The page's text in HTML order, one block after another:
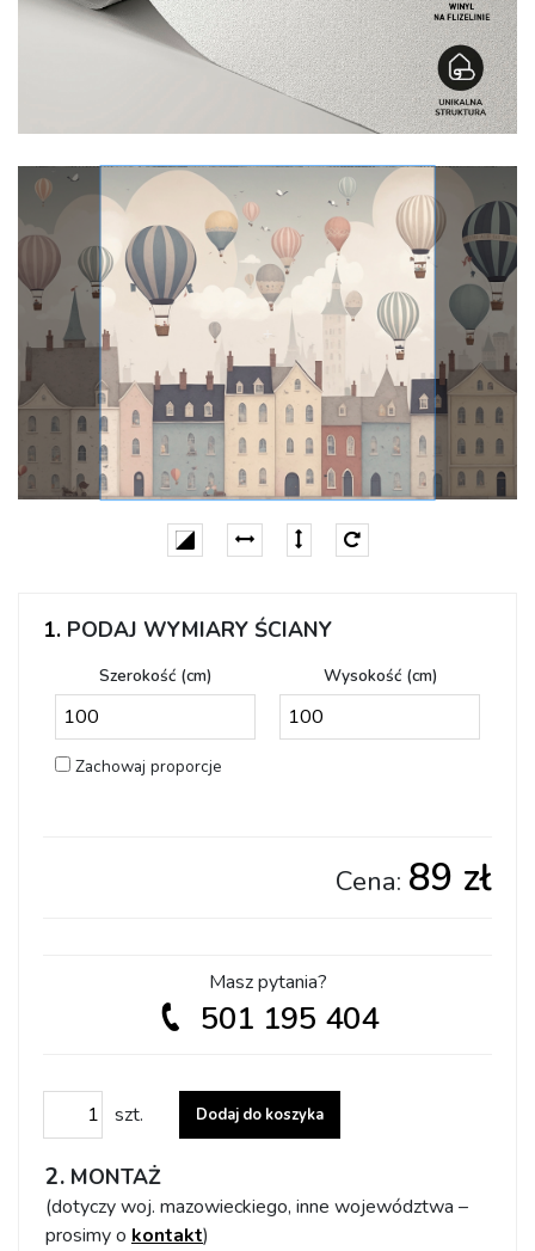
1. PODAJ WYMIARY ŚCIANY
Szerokość (cm) Wysokość (cm)
Zachowaj proporcje
MONTAŻ
(dotyczy woj. mazowieckiego, inne województwa –
prosimy o kontakt)
Cena: 89 zł
Masz pytania?
501 195 404
ilość Dostosuj wzór do swoich potrzeb
szt. Dodaj do koszyka